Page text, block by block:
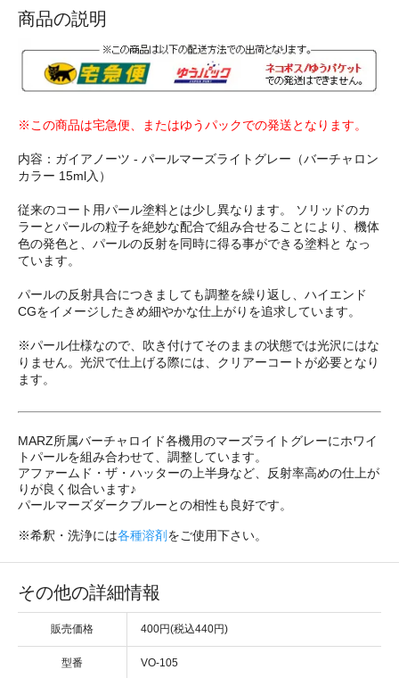
商品の説明
※この商品は宅急便、またはゆうパックでの発送となります。
内容：ガイアノーツ - パールマーズライトグレー（バーチャロン
カラー 15ml入）
従来のコート用パール塗料とは少し異なります。 ソリッドのカ
ラーとパールの粒子を絶妙な配合で組み合せることにより、機体
色の発色と、パールの反射を同時に得る事ができる塗料と なっ
ています。
パールの反射具合につきましても調整を繰り返し、ハイエンド
CGをイメージしたきめ細やかな仕上がりを追求しています。
※パール仕様なので、吹き付けてそのままの状態では光沢にはな
りません。光沢で仕上げる際には、クリアーコートが必要となり
ます。
MARZ所属バーチャロイド各機用のマーズライトグレーにホワイ
トパールを組み合わせて、調整しています。
アファームド・ザ・ハッターの上半身など、反射率高めの仕上が
りが良く似合います♪
パールマーズダークブルーとの相性も良好です。
※希釈・洗浄には各種溶剤 をご使用下さい。
その他の詳細情報
販売価格 400円(税込440円)
型番 VO-105